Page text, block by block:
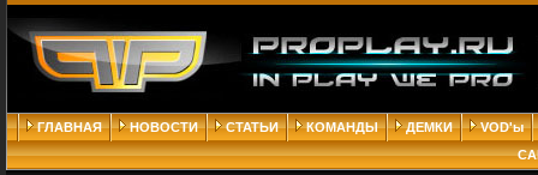
ГЛАВНАЯ НОВОСТИ СТАТЬИ КОМАНДЫ ДЕМКИ
VOD'ы